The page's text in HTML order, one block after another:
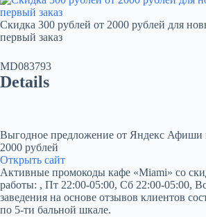
Скидка 300 рублей от 2000 рублей для
первый заказ
MD083793
Details
Выгодное предложение от Яндекс Афиши
2000 рублей
Открыть сайт
Активные промокоды кафе «Miami» со
работы: , Пт 22:00-05:00, Сб 22:00-05:00,
заведения на основе отзывов клиентов
по 5-ти бальной шкале.